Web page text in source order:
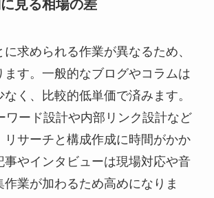
見る相場の差
求められる作業が異なるため、
ます。一般的なブログやコラムは
なく、比較的低単価で済みます。
ワード設計や内部リンク設計など
リサーチと構成作成に時間がかか
事やインタビューは現場対応や音
作業が加わるため高めになりま